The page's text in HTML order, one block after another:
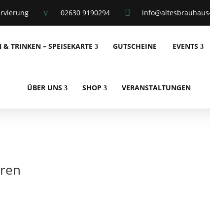

v 02630 9190294
& TRINKEN – SPEISEKARTE GUTSCHEINE EVENTS
ÜBER UNS SHOP VERANSTALTUNGEN